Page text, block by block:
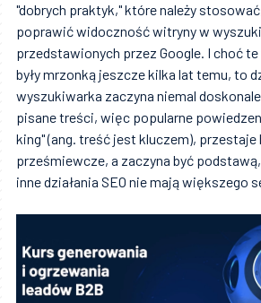
"dobrych praktyk," które należy
poprawić widoczność witryny w
przedstawionych przez Google. I choć
były mrzonką jeszcze kilka lat temu, to
wyszukiwarka zaczyna niemal
pisane treści, więc popularne
king" (ang. treść jest kluczem), przestaje
prześmiewcze, a zaczyna być
inne działania SEO nie mają większego